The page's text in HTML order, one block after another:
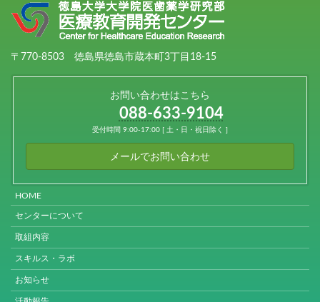
〒770-8503 徳島県徳島市蔵本町3丁目18-15
お問い合わせはこちら
088-633-9104
受付時間 9:00-17:00 [ 土・日・祝日除く ]
メールでお問い合わせ
HOME
センターについて
取組内容
スキルス・ラボ
お知らせ